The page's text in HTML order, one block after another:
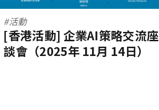
#活動
[香港活動] 企業AI策略交流座
談會（2025年 11月 14日）